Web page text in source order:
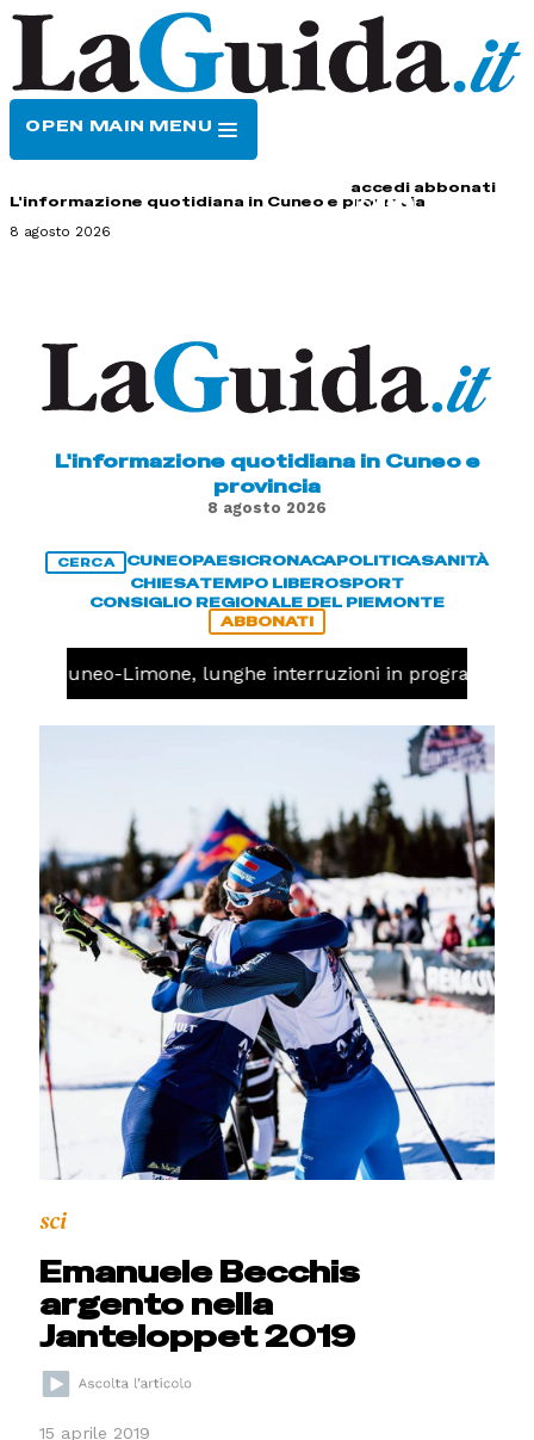
OPEN MAIN MENU
accedi abbonati
L'informazione quotidiana in Cuneo e provincia
8 agosto 2026
L'informazione quotidiana in Cuneo e
provincia
8 agosto 2026
CERCA CUNEOPAESICRONACAPOLITICASANITÀ
CHIESATEMPO LIBEROSPORT
CONSIGLIO REGIONALE DEL PIEMONTE
ABBONATI
Cuneo-Limone, lunghe interruzioni in programma
sci
Emanuele Becchis
argento nella
Janteloppet 2019
15 aprile 2019